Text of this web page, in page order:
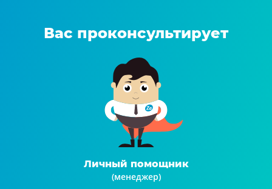
Вас проконсультирует
Личный помощник
(менеджер)